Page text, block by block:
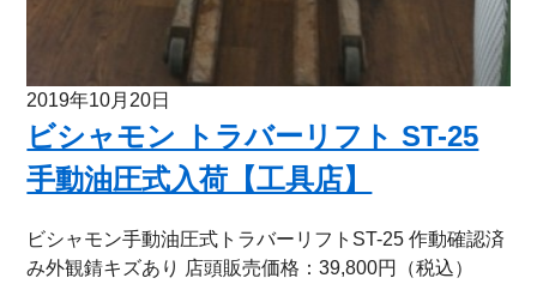
2019年10月20日
ビシャモン トラバーリフト ST-25
手動油圧式入荷【工具店】
ビシャモン手動油圧式トラバーリフトST-25 作動確認済
み外観錆キズあり 店頭販売価格：39,800円（税込）